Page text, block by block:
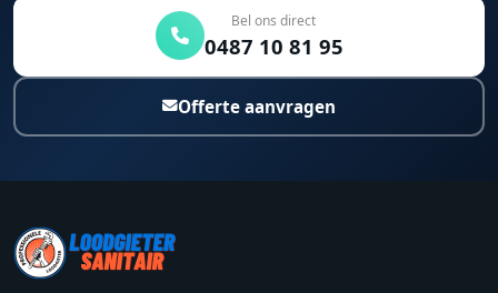
Bel ons direct
0487 10 81 95
Offerte aanvragen